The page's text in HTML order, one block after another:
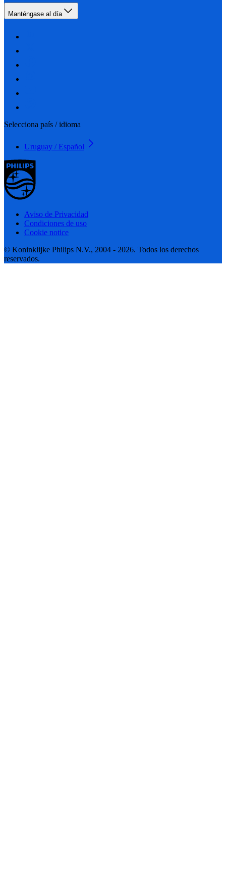
Manténgase al día
Selecciona país / idioma
Uruguay / Español
Aviso de Privacidad
Condiciones de uso
Cookie notice
© Koninklijke Philips N.V., 2004 - 2026. Todos los derechos
reservados.